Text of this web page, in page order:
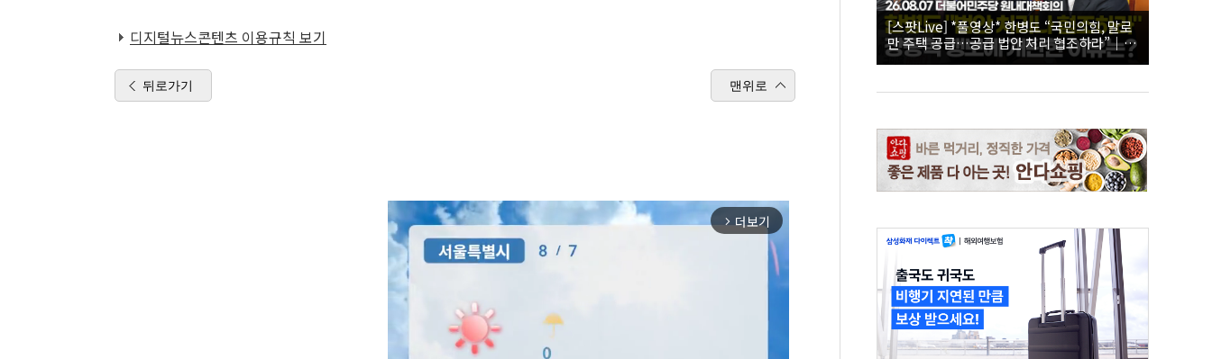
디지털뉴스콘텐츠 이용규칙 보기
뒤로가기 맨위로
arrow_forward_ios 더보기
[스팟Live] *풀영상* 한병도 “국민의힘, 말로
만 주택 공급…공급 법안 처리 협조하라”｜
26.08.07 더불어민주당 원내대책회의